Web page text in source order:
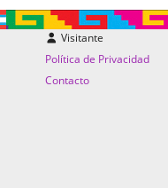
Visitante
Política de Privacidad
Contacto